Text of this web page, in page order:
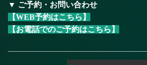
▼ ご予約・お問い合わせ
【WEB予約はこちら】
【お電話でのご予約はこちら】